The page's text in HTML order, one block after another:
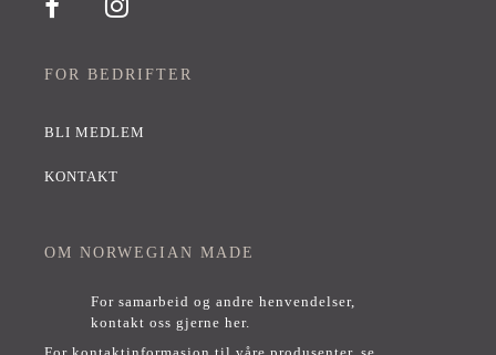
FOR BEDRIFTER
BLI MEDLEM
KONTAKT
OM NORWEGIAN MADE
For samarbeid og andre henvendelser,
kontakt oss gjerne her.